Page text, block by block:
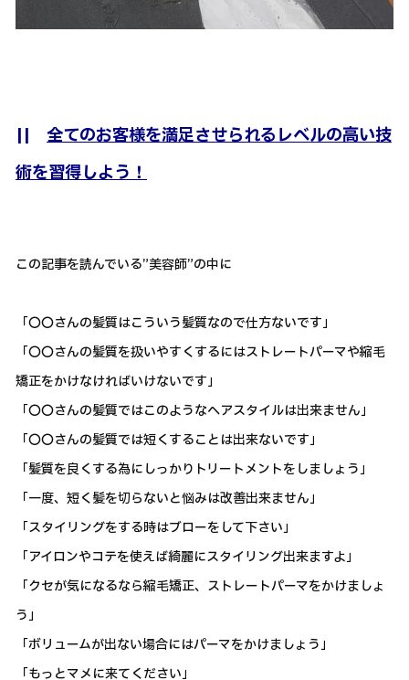
|| 全てのお客様を満足させられるレベルの高い技
術を習得しよう！
この記事を読んでいる”美容師”の中に
「〇〇さんの髪質はこういう髪質なので仕方ないです」
「〇〇さんの髪質を扱いやすくするにはストレートパーマや縮毛
矯正をかけなければいけないです」
「〇〇さんの髪質ではこのようなヘアスタイルは出来ません」
「〇〇さんの髪質では短くすることは出来ないです」
「髪質を良くする為にしっかりトリートメントをしましょう」
「一度、短く髪を切らないと悩みは改善出来ません」
「スタイリングをする時はブローをして下さい」
「アイロンやコテを使えば綺麗にスタイリング出来ますよ」
「クセが気になるなら縮毛矯正、ストレートパーマをかけましょ
う」
「ボリュームが出ない場合にはパーマをかけましょう」
「もっとマメに来てください」